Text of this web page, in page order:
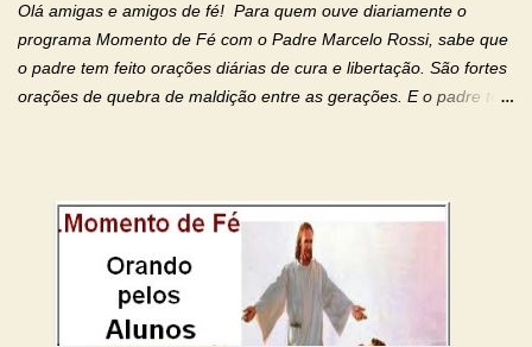
Olá amigas e amigos de fé! Para quem ouve diariamente o
programa Momento de Fé com o Padre Marcelo Rossi, sabe que
o padre tem feito orações diárias de cura e libertação. São fortes
orações de quebra de maldição entre as gerações. E o padre tem
por estas valiosas orações. Tenham um lindo fim de semana na
paz de Jesus Cristo e no amor de Maria Santíssima. Adriana-
Devoção e Fé Clique para acessar: Facebook Padre Marcelo
Rossi Site Padre Marcelo Rossi (para ouvir o Momento de Fé)
Tocai, Cura! E Restaura! "Jesus, no poder de Seu Nome, peço